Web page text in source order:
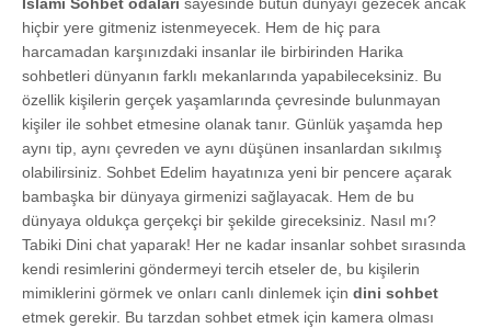
hiçbir yere gitmeniz istenmeyecek. Hem de hiç para
harcamadan karşınızdaki insanlar ile birbirinden Harika
sohbetleri dünyanın farklı mekanlarında yapabileceksiniz. Bu
özellik kişilerin gerçek yaşamlarında çevresinde bulunmayan
kişiler ile sohbet etmesine olanak tanır. Günlük yaşamda hep
aynı tip, aynı çevreden ve aynı düşünen insanlardan sıkılmış
olabilirsiniz. Sohbet Edelim hayatınıza yeni bir pencere açarak
bambaşka bir dünyaya girmenizi sağlayacak. Hem de bu
dünyaya oldukça gerçekçi bir şekilde gireceksiniz. Nasıl mı?
Tabiki Dini chat yaparak! Her ne kadar insanlar sohbet sırasında
kendi resimlerini göndermeyi tercih etseler de, bu kişilerin
mimiklerini görmek ve onları canlı dinlemek için dini sohbet
etmek gerekir. Bu tarzdan sohbet etmek için kamera olması